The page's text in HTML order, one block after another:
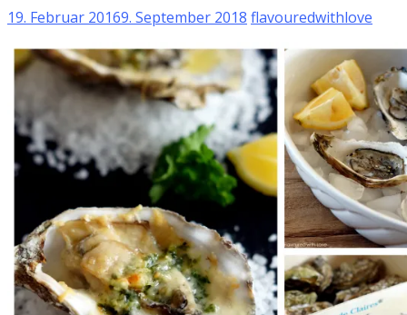
19. Februar 20169. September 2018 flavouredwithlove